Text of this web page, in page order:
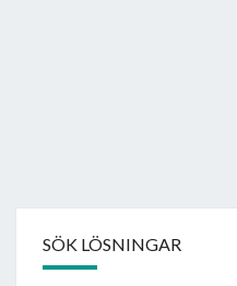
SÖK LÖSNINGAR